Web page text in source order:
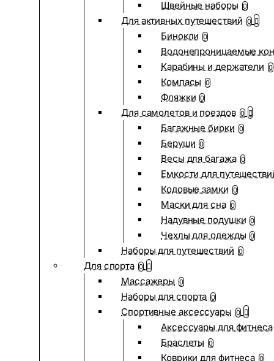
Швейные наборы 0
Для активных путешествий 0
Бинокли 0
Водонепроницаемые
Карабины и держатели 0
Компасы 0
Фляжки 0
Для самолетов и поездов 0
Багажные бирки 0
Беруши 0
Весы для багажа 0
Емкости для
Кодовые замки 0
Маски для сна 0
Надувные подушки 0
Чехлы для одежды 0
Наборы для путешествий 0
Для спорта 0
Массажеры 0
Наборы для спорта 0
Спортивные аксессуары 0
Аксессуары для фитнеса
Браслеты 0
Коврики для фитнеса 0